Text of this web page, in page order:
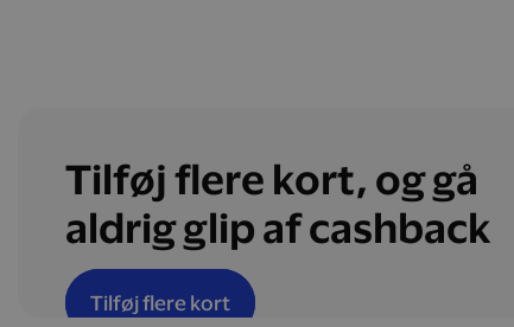
Tilføj flere kort, og gå
aldrig glip af cashback
Tilføj flere kort